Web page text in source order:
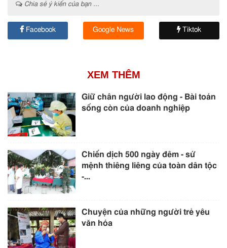
Chia sẻ ý kiến của bạn ...
Facebook Google News Tiktok
XEM THÊM
Giữ chân người lao động - Bài toán
sống còn của doanh nghiệp
Chiến dịch 500 ngày đêm - sứ
mệnh thiêng liêng của toàn dân tộc
-...
Chuyện của những người trẻ yêu
văn hóa